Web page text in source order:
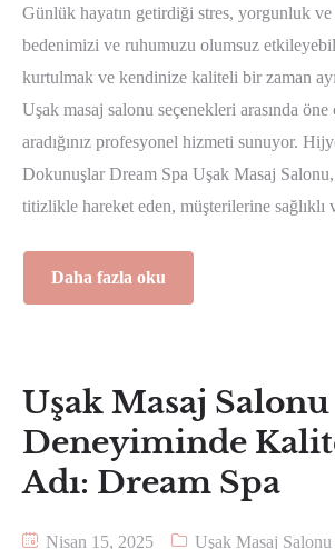
Günlük hayatın getirdiği stres, yorgunluk ve
bedenimizi ve ruhumuzu olumsuz
kurtulmak ve kendinize kaliteli bir zaman
Uşak masaj salonu seçenekleri arasında öne
aradığınız profesyonel hizmeti sunuyor.
Dokunuşlar Dream Spa Uşak Masaj
titizlikle hareket eden, müşterilerine
Daha fazla oku
Uşak Masaj Salonu
Deneyiminde
Adı: Dream Spa
Nisan 15, 2025 Uşak Masaj Salonu